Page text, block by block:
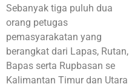
Sebanyak tiga puluh dua
orang petugas
pemasyarakatan yang
berangkat dari Lapas, Rutan,
Bapas serta Rupbasan se
Kalimantan Timur dan Utara